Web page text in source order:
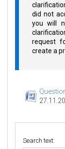
did not
you will
request
create a
Search text: